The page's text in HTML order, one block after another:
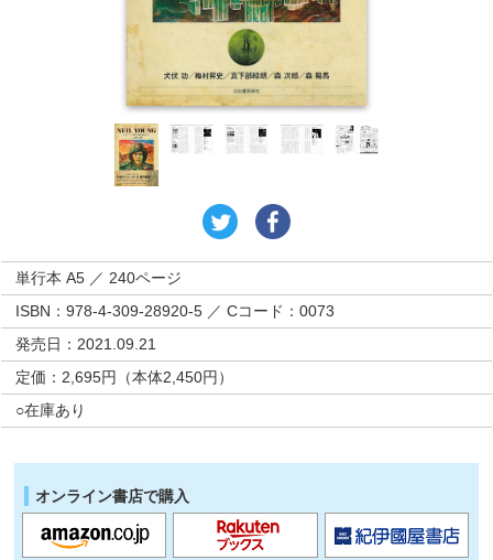
単行本 A5 ／ 240ページ
ISBN：978-4-309-28920-5 ／ Cコード：0073
発売日：2021.09.21
定価：2,695円（本体2,450円）
○在庫あり
オンライン書店で購入